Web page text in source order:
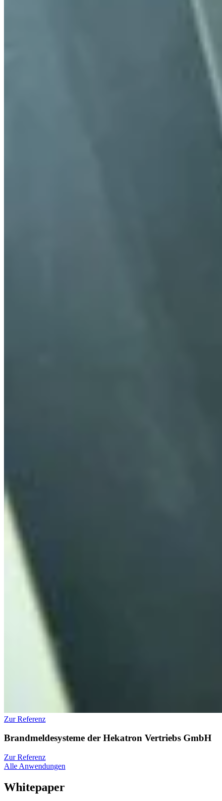
Zur Referenz
Brandmeldesysteme der Hekatron Vertriebs GmbH
Zur Referenz
Alle Anwendungen
Whitepaper